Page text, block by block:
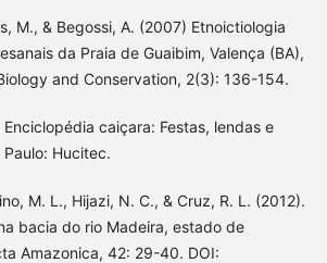
M., & Begossi, A. (2007) Etnoictiologia
da Praia de Guaibim, Valença (BA),
and Conservation, 2(3): 136-154.
caiçara: Festas, lendas e
Hucitec.
M. L., Hijazi, N. C., & Cruz, R. L. (2012).
bacia do rio Madeira, estado de
Amazonica, 42: 29-40. DOI: